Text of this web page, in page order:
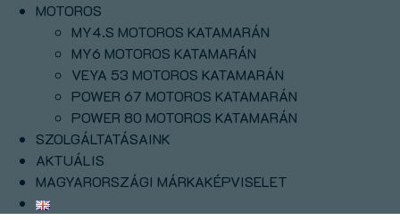
MOTOROS
MY4.S MOTOROS KATAMARÁN
MY6 MOTOROS KATAMARÁN
VEYA 53 MOTOROS KATAMARÁN
POWER 67 MOTOROS KATAMARÁN
POWER 80 MOTOROS KATAMARÁN
SZOLGÁLTATÁSAINK
AKTUÁLIS
MAGYARORSZÁGI MÁRKAKÉPVISELET